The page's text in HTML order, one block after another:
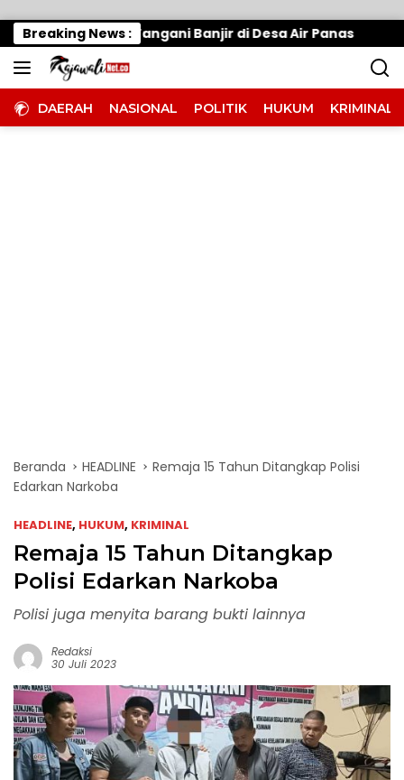
Breaking News :
Cepat, Tangani Banjir di Desa Air Panas
DAERAH NASIONAL POLITIK HUKUM KRIMINAL
Beranda HEADLINE
Remaja 15 Tahun Ditangkap Polisi
Edarkan Narkoba
HEADLINE, HUKUM, KRIMINAL
Remaja 15 Tahun Ditangkap
Polisi Edarkan Narkoba
Polisi juga menyita barang bukti lainnya
Redaksi
30 Juli 2023